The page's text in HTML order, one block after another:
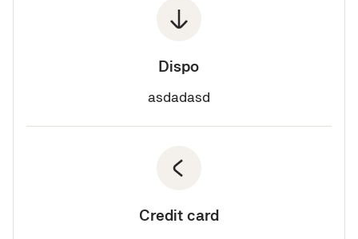
Dispo
asdadasd
Credit card